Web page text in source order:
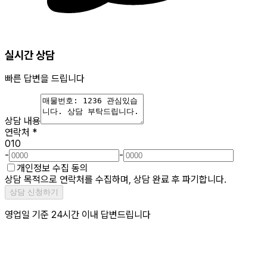
실시간 상담
빠른 답변을 드립니다
상담 내용
연락처 *
010
-
-
개인정보 수집 동의
상담 목적으로 연락처를 수집하며, 상담 완료 후 파기합니다.
상담 신청하기
영업일 기준 24시간 이내 답변드립니다